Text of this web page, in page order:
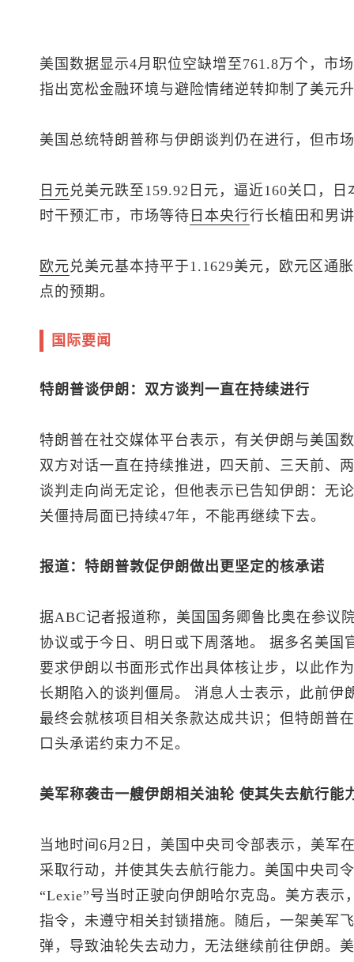
美国数据显示4月职位空缺增至761.8万个，市
指出宽松金融环境与避险情绪逆转抑制了美元
美国总统特朗普称与伊朗谈判仍在进行，但市
日元兑美元跌至159.92日元，逼近160关口，
时干预汇市，市场等待 日本央行行长植田和男
欧元兑美元基本持平于1.1629美元，欧元区通
点的预期。
国际要闻
特朗普谈伊朗：双方谈判一直在持续进行
特朗普在社交媒体平台表示，有关伊朗与美国
双方对话一直在持续推进，四天前、三天前、
谈判走向尚无定论，但他表示已告知伊朗：无
关僵持局面已持续47年，不能再继续下去。
报道：特朗普敦促伊朗做出更坚定的核承诺
据ABC记者报道称，美国国务卿鲁比奥在参议
协议或于今日、明日或下周落地。 据多名美国
要求伊朗以书面形式作出具体核让步，以此作
长期陷入的谈判僵局。 消息人士表示，此前伊
最终会就核项目相关条款达成共识；但特朗普
口头承诺约束力不足。
美军称袭击一艘伊朗相关油轮 使其失去航行能
当地时间6月2日，美国中央司令部表示，美军
采取行动，并使其失去航行能力。美国中央司
“Lexie”号当时正驶向伊朗哈尔克岛。美方表
指令，未遵守相关封锁措施。随后，一架美军
弹，导致油轮失去动力，无法继续前往伊朗。